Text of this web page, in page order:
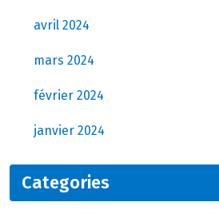
avril 2024
mars 2024
février 2024
janvier 2024
Categories